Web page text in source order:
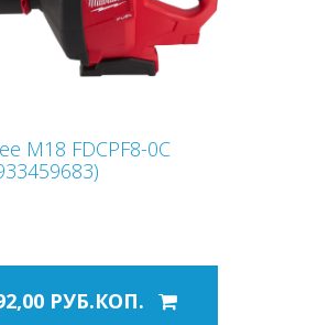
M18 FDCPF8-0C
РУБ.КОП.